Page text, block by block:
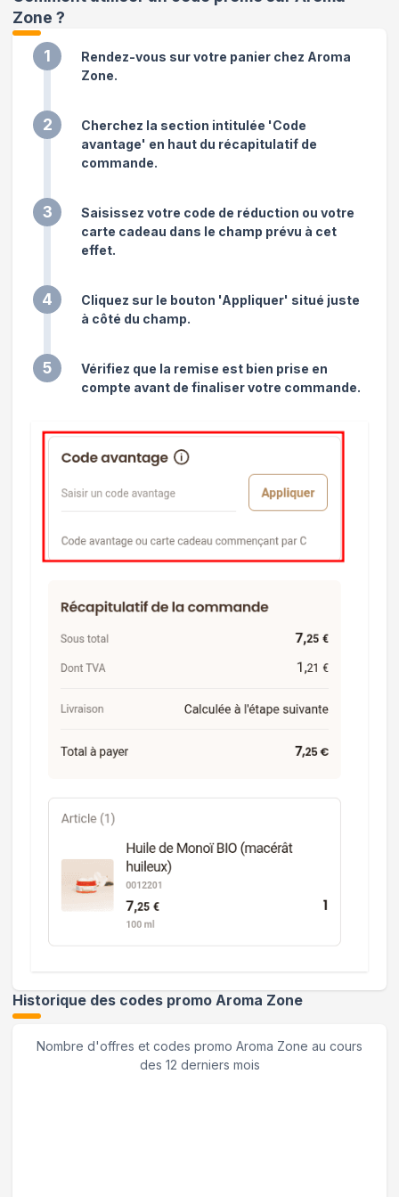
Zone ?
1
Rendez-vous sur votre panier chez Aroma
Zone.
2
Cherchez la section intitulée 'Code
avantage' en haut du récapitulatif de
commande.
3
Saisissez votre code de réduction ou votre
carte cadeau dans le champ prévu à cet
effet.
4
Cliquez sur le bouton 'Appliquer' situé juste
à côté du champ.
5
Vérifiez que la remise est bien prise en
compte avant de finaliser votre commande.
Historique des codes promo Aroma Zone
Nombre d'offres et codes promo Aroma Zone au cours
des 12 derniers mois